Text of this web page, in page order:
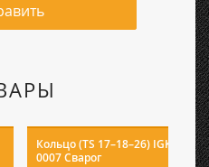
Кольцо (TS 17–18–26) IGK
0007 Сварог